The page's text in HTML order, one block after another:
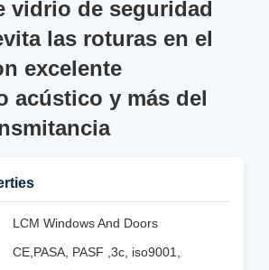
vidrio de seguridad
las roturas en el
excelente
acústico y más del
LCM Windows And Doors
CE,PASA, PASF ,3c, iso9001,